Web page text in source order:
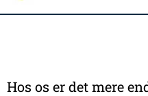
Hos os er det mere